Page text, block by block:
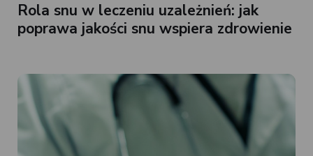
Rola snu w leczeniu uzależnień: jak
poprawa jakości snu wspiera zdrowienie